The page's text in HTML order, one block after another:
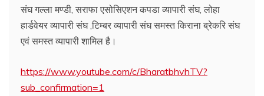
संघ गल्ला मण्डी, सराफा एसोसिएशन कपडा व्यापारी संघ, लोहा
हार्डवेयर व्यापारी संघ ,टिम्बर व्यापारी संघ समस्त किराना ब्रेकरि संघ
एवं समस्त व्यापारी शामिल है।
https://www.youtube.com/c/BharatbhvhTV?
sub_confirmation=1